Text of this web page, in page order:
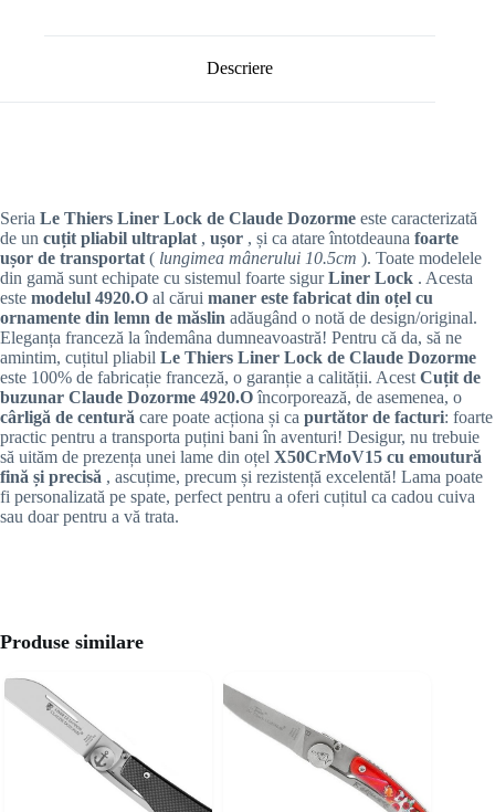
Descriere
Seria Le Thiers Liner Lock de Claude Dozorme este caracterizată
de un cuțit pliabil ultraplat , ușor , și ca atare întotdeauna foarte
ușor de transportat ( lungimea mânerului 10.5cm ). Toate modelele
din gamă sunt echipate cu sistemul foarte sigurLiner Lock . Acesta
este modelul 4920.O al cărui maner este fabricat din oțel cu
ornamente din lemn de măslin adăugând o notă de design/original.
Eleganța franceză la îndemâna dumneavoastră! Pentru că da, să ne
amintim, cuțitul pliabil Le Thiers Liner Lock de Claude Dozorme
este 100% de fabricație franceză, o garanție a calității. Acest Cuțit de
buzunar Claude Dozorme 4920.Oîncorporează, de asemenea, o
cârligă de centură care poate acționa și ca purtător de facturi: foarte
practic pentru a transporta puțini bani în aventuri! Desigur, nu trebuie
să uităm de prezența unei lame din oțel X50CrMoV15 cu emoutură
fină și precisă , ascuțime, precum și rezistență excelentă! Lama poate
fi personalizată pe spate, perfect pentru a oferi cuțitul ca cadou cuiva
sau doar pentru a vă trata.
Produse similare